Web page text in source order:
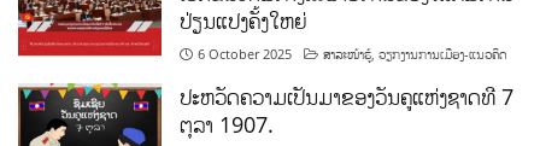
ປ່ຽນແປງຄັ້ງໃຫຍ່
6 October 2025 ສາລະໜ້າຮູ້ ,ວຽກງານການເມືອງ-ແນວຄິດ
ປະຫວັດຄວາມເປັນມາຂອງວັນຄູແຫ່ງຊາດທີ 7
ຕຸລາ 1907.